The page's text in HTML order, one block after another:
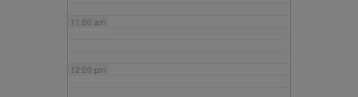
11:00 am
12:00 pm